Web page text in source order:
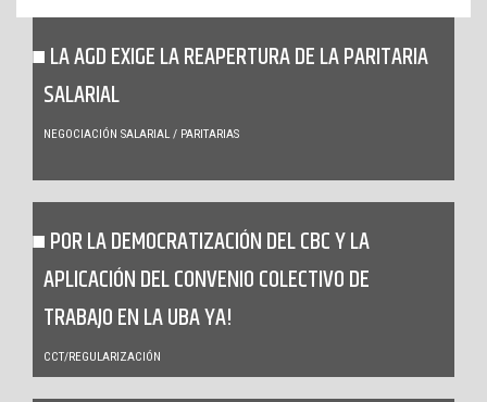
LA AGD EXIGE LA REAPERTURA DE LA PARITARIA
SALARIAL
NEGOCIACIÓN SALARIAL / PARITARIAS
POR LA DEMOCRATIZACIÓN DEL CBC Y LA
APLICACIÓN DEL CONVENIO COLECTIVO DE
TRABAJO EN LA UBA YA!
CCT/REGULARIZACIÓN